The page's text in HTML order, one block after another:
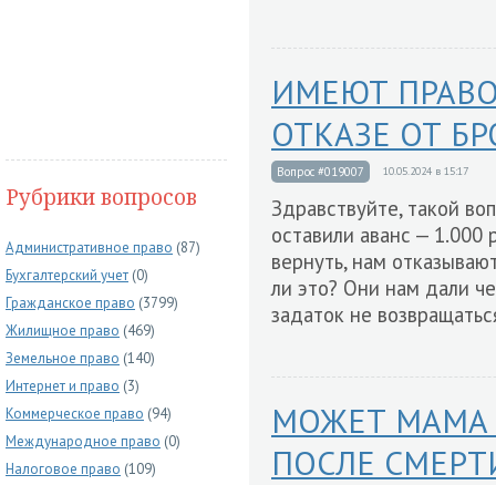
Рубрики вопросов
Административное право (87)
Бухгалтерский учет (0)
Гражданское право (3799)
Жилищное право (469)
Земельное право (140)
Интернет и право (3)
Коммерческое право (94)
Международное право (0)
Налоговое право (109)
ИМЕЮТ
ОТКАЗЕ ОТ
Вопрос #019007 10.05.2024 в 15:17
Здравствуйте, такой
оставили аванс — 1.000
вернуть, нам
ли это? Они нам дали
задаток не
МОЖЕТ МАМА
ПОСЛЕ